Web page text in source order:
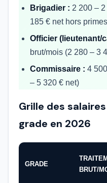
Brigadier : 2 200 –
185 € net hors
Officier (lieutenant/
brut/mois (2 280 – 3
Commissaire : 4
– 5 320 € net)
Grille des
grade en 2026
GRADE
BRUT/